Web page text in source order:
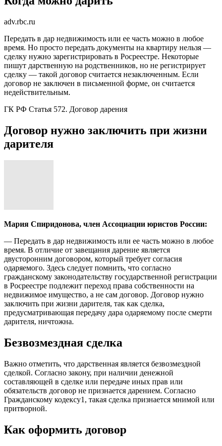
adv.rbc.ru
Передать в дар недвижимость или ее часть можно в любое
время. Но просто передать документы на квартиру нельзя —
сделку нужно зарегистрировать в Росреестре. Некоторые
пишут дарственную на родственников, но не регистрирует
сделку — такой договор считается незаключенным. Если
договор не заключен в письменной форме, он считается
недействительным.
ГК РФ Статья 572. Договор дарения
Договор нужно заключить при жизни
дарителя
Мария Спиридонова, член Ассоциации юристов России:
— Передать в дар недвижимость или ее часть можно в любое
время. В отличие от завещания дарение является
двусторонним договором, который требует согласия
одаряемого. Здесь следует помнить, что согласно
гражданскому законодательству государственной регистрации
в Росреестре подлежит переход права собственности на
недвижимое имущество, а не сам договор. Договор нужно
заключить при жизни дарителя, так как сделка,
предусматривающая передачу дара одаряемому после смерти
дарителя, ничтожна.
Безвозмездная сделка
Важно отметить, что дарственная является безвозмездной
сделкой. Согласно закону, при наличии денежной
составляющей в сделке или передаче иных прав или
обязательств договор не признается дарением. Согласно
Гражданскому кодексу1, такая сделка признается мнимой или
притворной.
Как оформить договор